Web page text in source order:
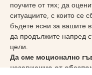
поучите от тях; да
ситуациите, с които се
бъдете ясни за вашите
да продължите напред
цели.
Да сме моционално
независимо от